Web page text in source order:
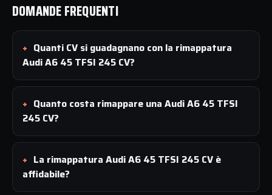
DOMANDE FREQUENTI
Quanti CV si guadagnano con la rimappatura
Audi A6 45 TFSI 245 CV?
Quanto costa rimappare una Audi A6 45 TFSI
245 CV?
La rimappatura Audi A6 45 TFSI 245 CV è
affidabile?